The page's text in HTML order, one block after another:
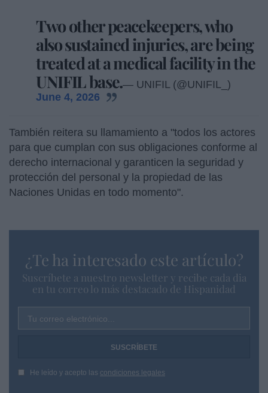
Two other peacekeepers, who
also sustained injuries, are being
treated at a medical facility in the
UNIFIL base.— UNIFIL (@UNIFIL_)
June 4, 2026
También reitera su llamamiento a "todos los actores
para que cumplan con sus obligaciones conforme al
derecho internacional y garanticen la seguridad y
protección del personal y la propiedad de las
Naciones Unidas en todo momento".
¿Te ha interesado este artículo?
Suscríbete a nuestro newsletter y recibe cada dia
en tu correo lo más destacado de Hispanidad
Tu correo electrónico...
He leído y acepto las condiciones legales